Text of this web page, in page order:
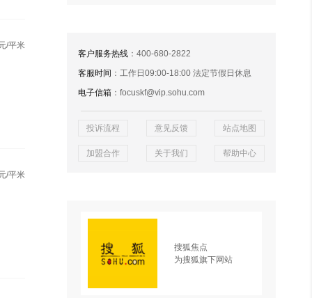
/平米
/平米
客户服务热线 ：400-680-2822
客服时间 ：工作日09:00-18:00 法定节假日休息
电子信箱 ：focuskf@vip.sohu.com
投诉流程 意见反馈 站点地图
加盟合作 关于我们 帮助中心
搜狐焦点
为搜狐旗下网站